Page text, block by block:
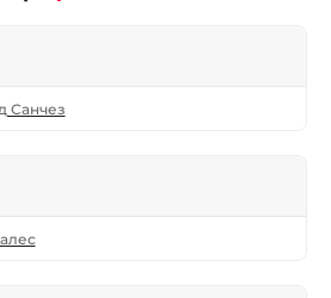
Санчез